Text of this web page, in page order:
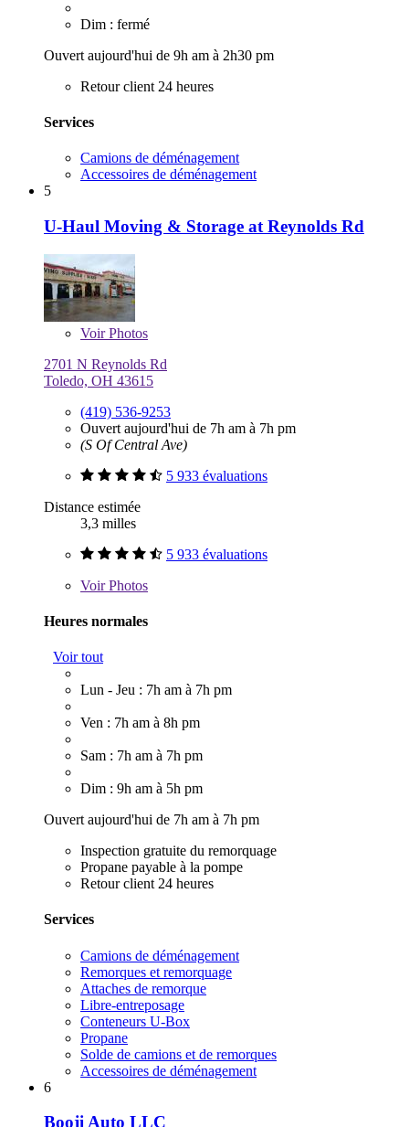
Dim : fermé
Ouvert aujourd'hui de 9h am à 2h30 pm
Retour client 24 heures
Services
Camions de déménagement
Accessoires de déménagement
5
U-Haul Moving & Storage at Reynolds Rd
VoirPhotos
2701 N Reynolds Rd
Toledo, OH 43615
(419) 536-9253
Ouvert aujourd'hui de 7h am à 7h pm
(S Of Central Ave)
5 933 évaluations
Distance estimée
3,3 milles
5 933 évaluations
VoirPhotos
Heures normales
Voir tout
Lun - Jeu : 7h am à 7h pm
Ven : 7h am à 8h pm
Sam : 7h am à 7h pm
Dim : 9h am à 5h pm
Ouvert aujourd'hui de 7h am à 7h pm
Inspection gratuite du remorquage
Propane payable à la pompe
Retour client 24 heures
Services
Camions de déménagement
Remorques et remorquage
Attaches de remorque
Libre-entreposage
Conteneurs U-Box
Propane
Solde de camions et de remorques
Accessoires de déménagement
6
Booji Auto LLC